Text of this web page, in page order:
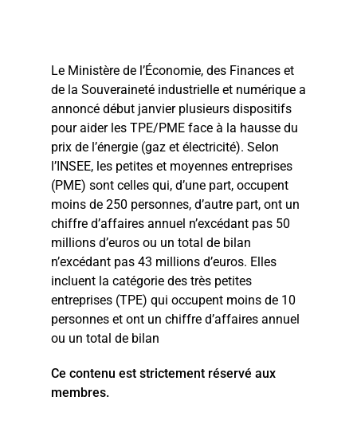
Le Ministère de l’Économie, des Finances et
de la Souveraineté industrielle et numérique a
annoncé début janvier plusieurs dispositifs
pour aider les TPE/PME face à la hausse du
prix de l’énergie (gaz et électricité). Selon
l’INSEE, les petites et moyennes entreprises
(PME) sont celles qui, d’une part, occupent
moins de 250 personnes, d’autre part, ont un
chiffre d’affaires annuel n’excédant pas 50
millions d’euros ou un total de bilan
n’excédant pas 43 millions d’euros. Elles
incluent la catégorie des très petites
entreprises (TPE) qui occupent moins de 10
personnes et ont un chiffre d’affaires annuel
ou un total de bilan
Ce contenu est strictement réservé aux
membres.